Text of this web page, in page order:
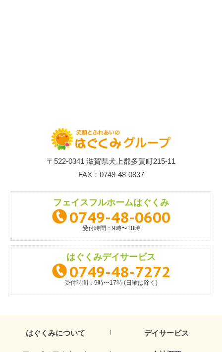
〒522-0341 滋賀県犬上郡多賀町215-11
FAX：0749-48-0837
フェイスフルホームはぐくみ
0749-48-0600
受付時間：9時〜18時
はぐくみデイサービス
0749-48-7272
受付時間：9時〜17時 (日曜は除く)
はぐくみについて デイサービス